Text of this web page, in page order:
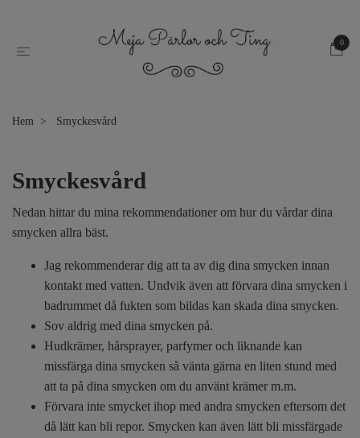
0
Hem Smyckesvård
Smyckesvård
Nedan hittar du mina rekommendationer om hur du vårdar dina
smycken allra bäst.
Jag rekommenderar dig att ta av dig dina smycken innan
kontakt med vatten. Undvik även att förvara dina smycken i
badrummet då fukten som bildas kan skada dina smycken.
Sov aldrig med dina smycken på.
Hudkrämer, hårsprayer, parfymer och liknande kan
missfärga dina smycken så vänta gärna en liten stund med
att ta på dina smycken om du använt krämer m.m.
Förvara inte smycket ihop med andra smycken eftersom det
då lätt kan bli repor. Smycken kan även lätt bli missfärgade